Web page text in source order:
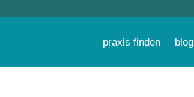
praxis finden blog